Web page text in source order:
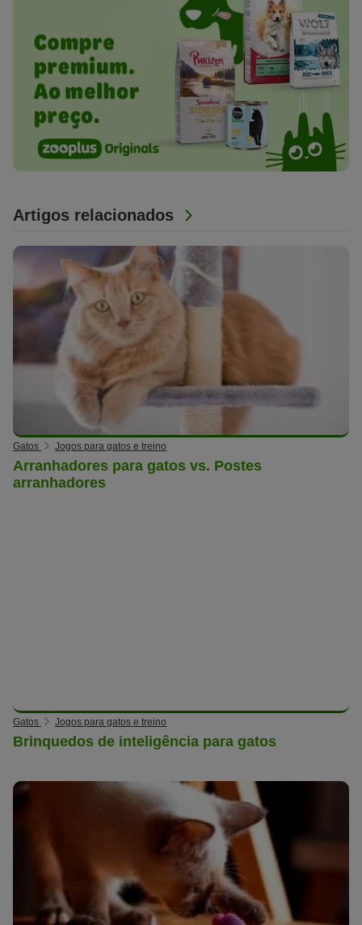
Artigos relacionados
Gatos Jogos para gatos e treino
Arranhadores para gatos vs. Postes
arranhadores
Gatos Jogos para gatos e treino
Brinquedos de inteligência para gatos